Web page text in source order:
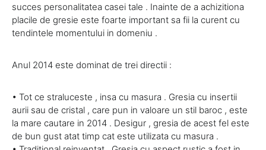
succes personalitatea casei tale . Inainte de a achizitiona
placile de gresie este foarte important sa fii la curent cu
tendintele momentului in domeniu .
Anul 2014 este dominat de trei directii :
• Tot ce straluceste , insa cu masura . Gresia cu insertii
aurii sau de cristal , care pun in valoare un stil baroc , este
la mare cautare in 2014 . Desigur , gresia de acest fel este
de bun gust atat timp cat este utilizata cu masura .